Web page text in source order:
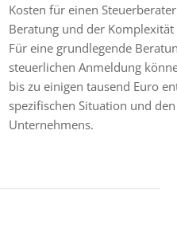
Kosten für einen
Beratung und der
Für eine grundlegende
steuerlichen Anmeldung
bis zu einigen tausend Euro
spezifischen Situation und
Unternehmens.